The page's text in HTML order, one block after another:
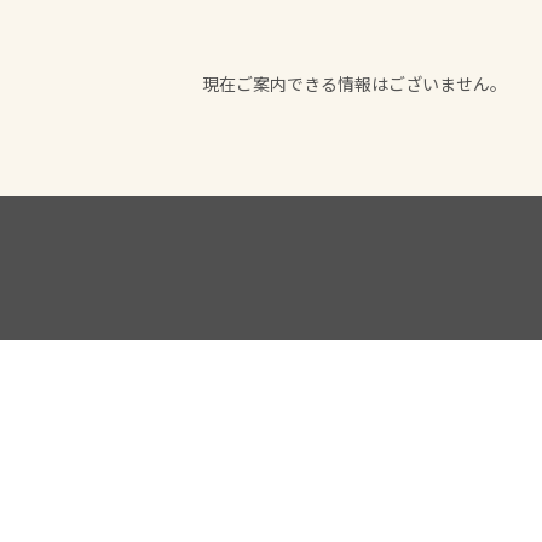
現在ご案内できる情報はございません。